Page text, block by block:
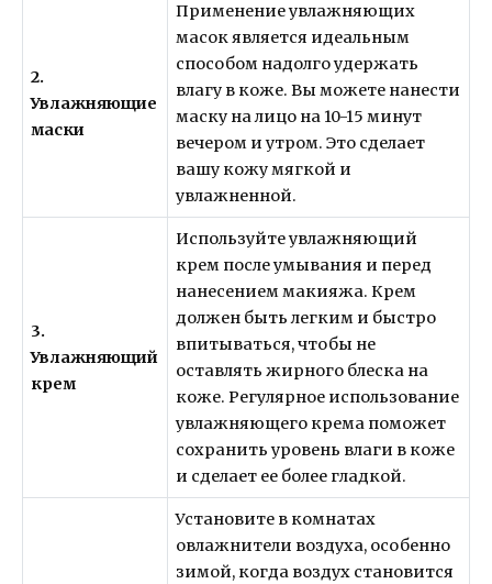
2.
Увлажняющие
маски
Применение увлажняющих
масок является идеальным
способом надолго удержать
влагу в коже. Вы можете нанести
маску на лицо на 10-15 минут
вечером и утром. Это сделает
вашу кожу мягкой и
увлажненной.
3.
Увлажняющий
крем
Используйте увлажняющий
крем после умывания и перед
нанесением макияжа. Крем
должен быть легким и быстро
впитываться, чтобы не
оставлять жирного блеска на
коже. Регулярное использование
увлажняющего крема поможет
сохранить уровень влаги в коже
и сделает ее более гладкой.
Установите в комнатах
овлажнители воздуха, особенно
зимой, когда воздух становится